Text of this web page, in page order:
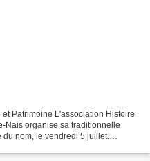
Patrimoine L'association Histoire
Nais organise sa traditionnelle
nom, le vendredi 5 juillet.